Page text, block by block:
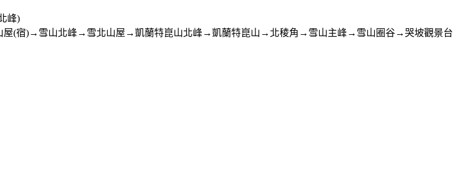
)
(宿)→雪山北峰→雪北山屋→凱蘭特崑山北峰→凱蘭特崑山→北稜角→雪山主峰→雪山圈谷→哭坡觀景台